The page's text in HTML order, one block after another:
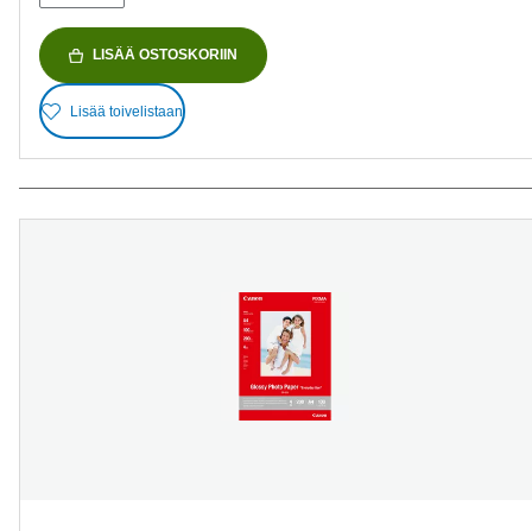
LISÄÄ OSTOSKORIIN
Lisää toivelistaan